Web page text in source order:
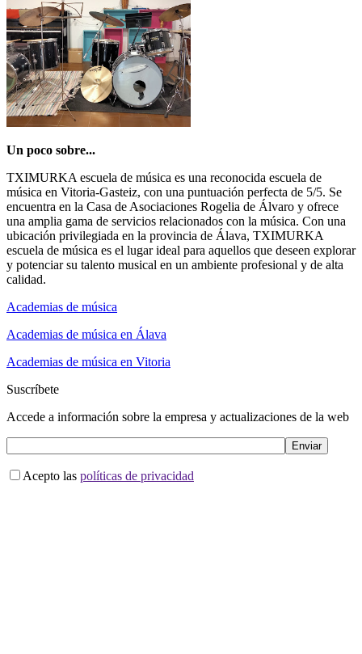
Un poco sobre...
TXIMURKA escuela de música es una reconocida escuela de
música en Vitoria-Gasteiz, con una puntuación perfecta de 5/5. Se
encuentra en la Casa de Asociaciones Rogelia de Álvaro y ofrece
una amplia gama de servicios relacionados con la música. Con una
ubicación privilegiada en la provincia de Álava, TXIMURKA
escuela de música es el lugar ideal para aquellos que deseen explorar
y potenciar su talento musical en un ambiente profesional y de alta
calidad.
Academias de música
Academias de música en Álava
Academias de música en Vitoria
Suscríbete
Accede a información sobre la empresa y actualizaciones de la web
Acepto las políticas de privacidad